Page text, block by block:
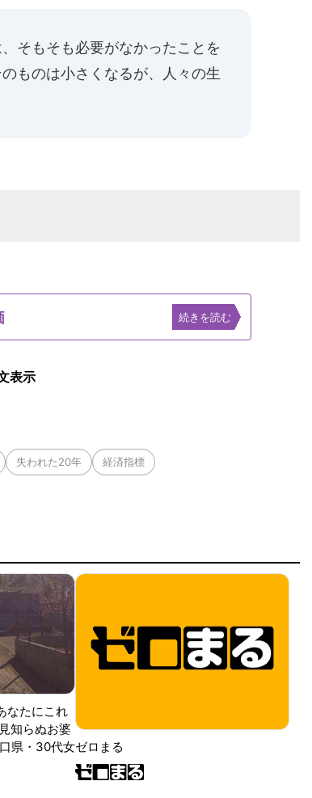
そもそも必要がなかったことを
ものは小さくなるが、人々の生
続きを読む
表示
失われた20年 経済指標
なたにこれ
知らぬお婆
県・30代女ゼロまる